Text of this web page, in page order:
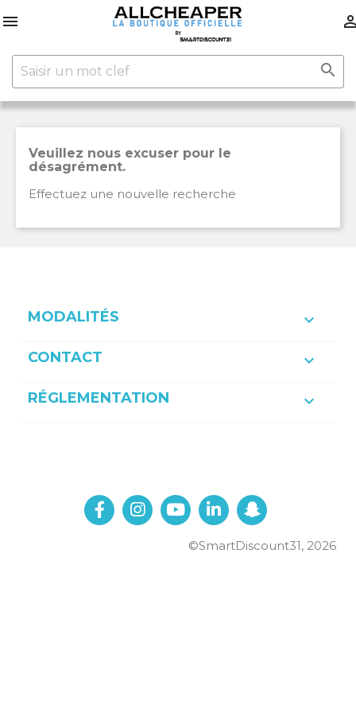


Veuillez nous excuser pour le
désagrément.
Effectuez une nouvelle recherche
MODALITÉS 
CONTACT 
RÉGLEMENTATION 
©SmartDiscount31, 2026